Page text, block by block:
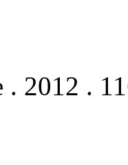
. 2012 .